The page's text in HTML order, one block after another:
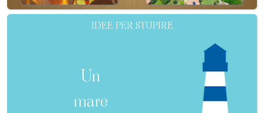
IDEE PER STUPIRE
Un
mare